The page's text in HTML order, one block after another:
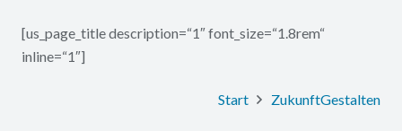
[us_page_title description=“1″ font_size=“1.8rem“
inline=“1″]
Start ZukunftGestalten